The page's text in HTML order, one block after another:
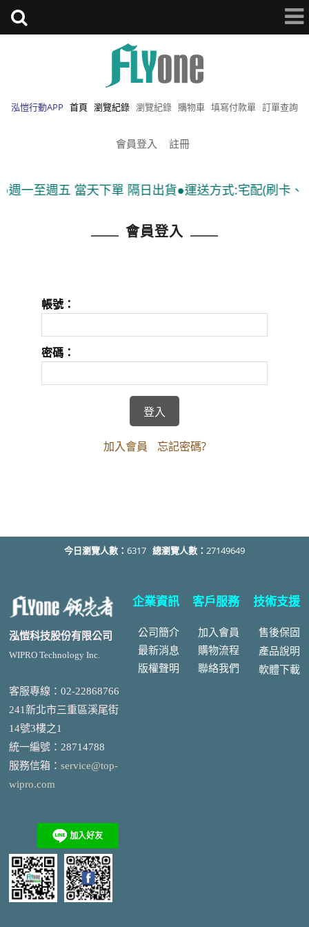
泓愷行動APP 首頁 瀏覽紀錄 瀏覽紀錄 購物車 填寫付款單 訂單查詢
會員登入 註冊
一至週五 當天下單 隔日出貨●運送方式:宅配(刷卡、
會員登入
帳號：
密碼：
加入會員 忘記密碼?
今日瀏覽人數： 6317 總瀏覽人數： 27149649
泓愷科技股份有限公司
WIPRO Technology Inc.
客服專線：02-22868766
241新北市三重區溪尾街
14號3樓之1
統一編號 ： 28714788
服務信箱： service@top-
wipro.com
企業資訊
公司簡介
最新消息
版權聲明
客戶服務
加入會員
購物流程
聯絡我們
技術支援
售後保固
產品說明
軟體下載